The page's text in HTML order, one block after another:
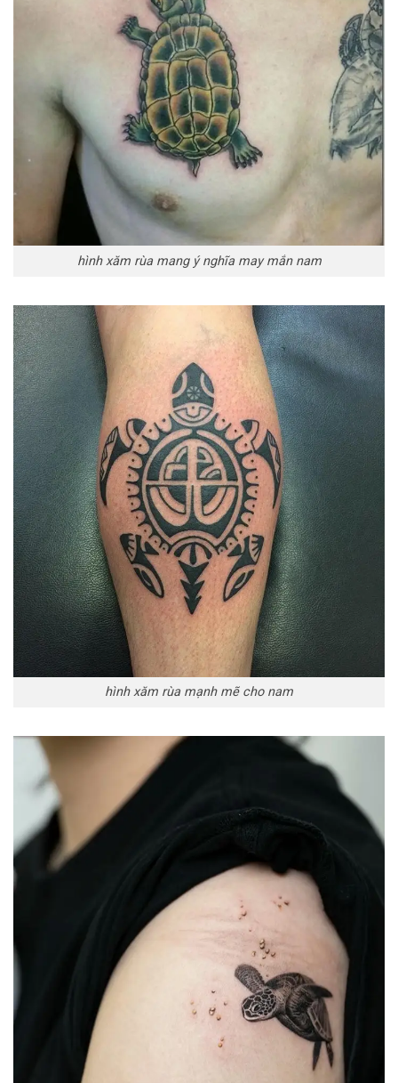
hình xăm rùa mang ý nghĩa may mắn nam
hình xăm rùa mạnh mẽ cho nam